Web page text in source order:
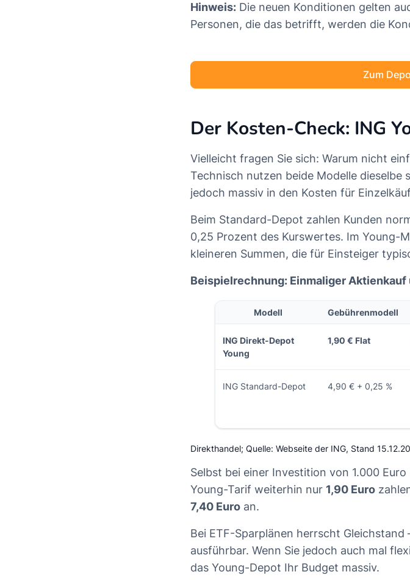
Hinweis: Die neuen Konditionen gelten
Personen, die das betrifft, werden die
Zum
Der Kosten-Check: ING
Vielleicht fragen Sie sich: Warum nicht
Technisch nutzen beide Modelle
jedoch massiv in den Kosten für
Beim Standard-Depot zahlen Kunden
0,25 Prozent des Kurswertes. Im Young-
kleineren Summen, die für Einsteiger
Beispielrechnung: Einmaliger Aktienkauf
Modell Gebührenmodell
ING Direkt-Depot
Young
1,90 € Flat
ING Standard-Depot 4,90 € + 0,25 %
Direkthandel; Quelle: Webseite der ING, Stand
Selbst bei einer Investition von 1.000
Young-Tarif weiterhin nur 1,90 Euro
7,40 Euro an.
Bei ETF-Sparplänen herrscht
ausführbar. Wenn Sie jedoch auch mal
das Young-Depot Ihr Budget massiv.